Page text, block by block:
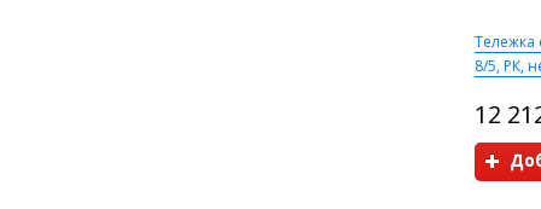
Тележка
8/5, РК,
12